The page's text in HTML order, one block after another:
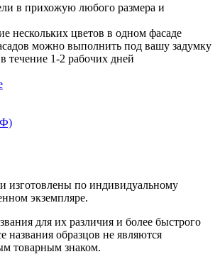
в прихожую любого размера и
нескольких цветов в одном фасаде
можно выполнить под вашу задумку
течение 1-2 рабочих дней
изготовлены по индивидуальному
экземпляре.
для их различия и более быстрого
названия образцов не являются
товарным знаком.